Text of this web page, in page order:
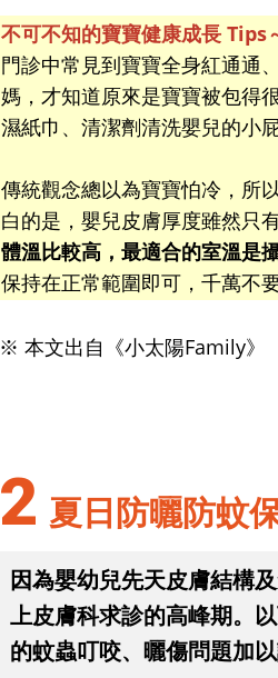
不可不知的寶寶健康成長 Tips
門診中常見到寶寶全身紅通通
媽，才知道原來是寶寶被包得
濕紙巾、清潔劑清洗嬰兒的小
傳統觀念總以為寶寶怕冷，所
白的是，嬰兒皮膚厚度雖然只
體溫比較高，最適合的室溫是
保持在正常範圍即可，千萬不
※ 本文出自《小太陽Family》
2 夏日防曬防蚊
因為嬰幼兒先天皮膚結構
上皮膚科求診的高峰期。
的蚊蟲叮咬、曬傷問題加